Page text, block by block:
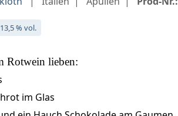
13,5 % vol.
Rotwein lieben:
im Glas